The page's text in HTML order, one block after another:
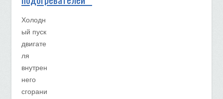
Холодн
ый пуск
двигате
ля
внутрен
него
сгорани